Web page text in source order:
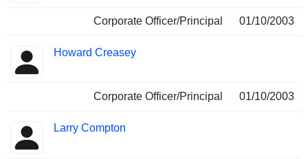
Corporate Officer/Principal 01/10/2003
Howard Creasey
Corporate Officer/Principal 01/10/2003
Larry Compton